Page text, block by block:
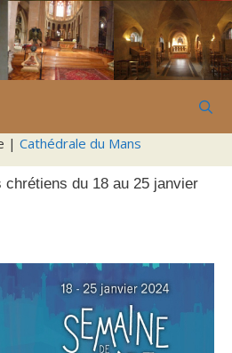
| Cathédrale du Mans
chrétiens du 18 au 25 janvier